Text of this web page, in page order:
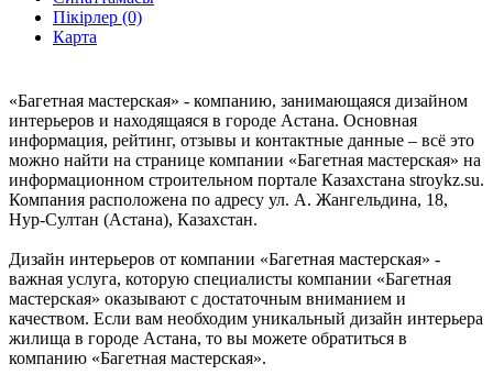
Пікірлер (0)
Карта
«Багетная мастерская» - компанию, занимающаяся дизайном
интерьеров и находящаяся в городе Астана. Основная
информация, рейтинг, отзывы и контактные данные – всё это
можно найти на странице компании «Багетная мастерская» на
информационном строительном портале Казахстана stroykz.su.
Компания расположена по адресу ул. А. Жангельдина, 18,
Нур-Султан (Астана), Казахстан.
Дизайн интерьеров от компании «Багетная мастерская» -
важная услуга, которую специалисты компании «Багетная
мастерская» оказывают с достаточным вниманием и
качеством. Если вам необходим уникальный дизайн интерьера
жилища в городе Астана, то вы можете обратиться в
компанию «Багетная мастерская».